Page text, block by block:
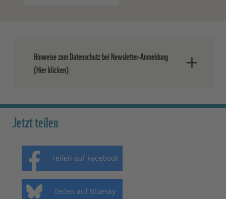
Hinweise zum Datenschutz bei Newsletter-Anmeldung
(Hier klicken)
Nach dem Absenden der Daten senden
wir Ihnen eine E-Mail, in der Sie die
Anmeldung bestätigen müssen.
Ihre Einwilligung können Sie jederzeit
ohne Angabe von Gründen widerrufen.
Einen formlosen Widerruf können Sie
entweder über den Abmeldelink in jedem
Jetzt teilen
Teilen auf Facebook
Teilen auf Bluesky